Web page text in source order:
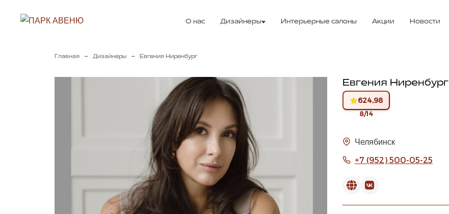
О нас Дизайнеры Интерьерные салоны Акции Новости
Главная → Дизайнеры → Евгения Ниренбург
Евгения Ниренбург
624,98
8/14
Челябинск
+7 (952) 500-05-25